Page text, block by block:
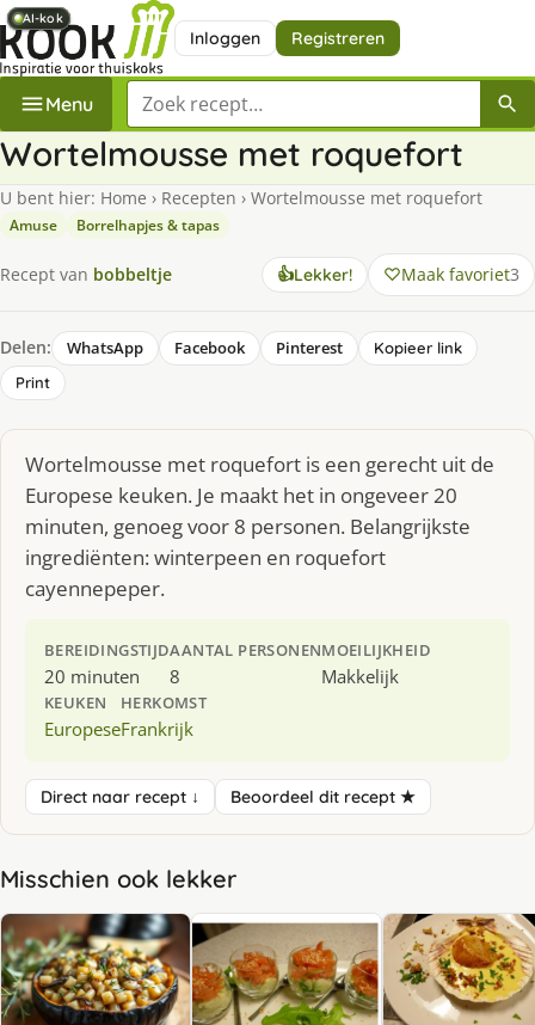
Inloggen Registreren
Menu Zoek een recept
Wortelmousse met roquefort
U bent hier: Home › Recepten › Wortelmousse met roquefort
Amuse Borrelhapjes & tapas
Recept van bobbeltje 👍Lekker! Maak favoriet3
Delen: WhatsApp Facebook Pinterest
Kopieer link
Print
Wortelmousse met roquefort is een gerecht uit de
Europese keuken. Je maakt het in ongeveer 20
minuten, genoeg voor 8 personen. Belangrijkste
ingrediënten: winterpeen en roquefort
cayennepeper.
BEREIDINGSTIJD
20 minuten
AANTAL PERSONEN
8
MOEILIJKHEID
Makkelijk
KEUKEN
Europese
HERKOMST
Frankrijk
Direct naar recept ↓ Beoordeel dit recept ★
Misschien ook lekker
AI-kok
AI-kok
AI-kok
AI-kok